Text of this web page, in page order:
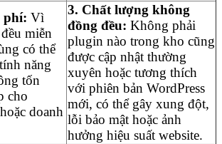
phí: Vì
miễn
có thể
năng
tốn
cho
doanh
3. Chất lượng không
đồng đều: Không phải
plugin nào trong kho cũng
được cập nhật thường
xuyên hoặc tương thích
với phiên bản WordPress
mới, có thể gây xung đột,
lỗi bảo mật hoặc ảnh
hưởng hiệu suất website.